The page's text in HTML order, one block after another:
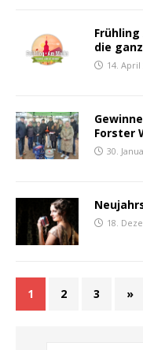
die
14. April
Forster
30.
18.
1 2 3 »